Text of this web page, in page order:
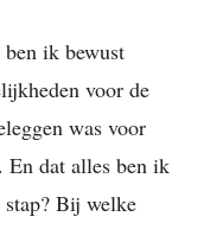
ben ik bewust
voor de
was voor
En dat alles ben ik
Bij welke